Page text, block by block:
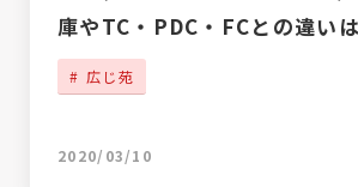
庫やTC・PDC・FCとの違い
広じ苑
2020/03/10